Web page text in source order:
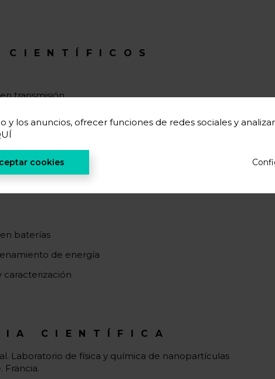
CIENTÍFICOS
transmisión
in situ
baterías
de energía
caracterización
CIENTÍFICA
Laboratorio de física y química de nanopartículas
Francia.
los anuncios, ofrecer funciones de redes sociales y
cookies